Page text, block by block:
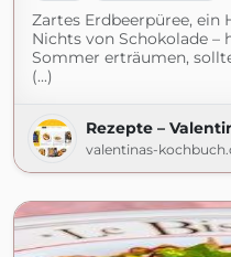
Zartes Erdbeerpüree, ein
Nichts von Schokolade –
Sommer erträumen,
(...)
Rezepte –
valentinas-